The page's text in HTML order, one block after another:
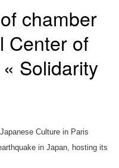
chamber
Center of
Solidarity
Culture in Paris
in Japan, hosting its